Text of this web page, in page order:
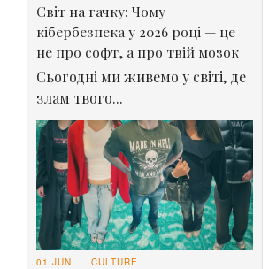
Світ на гачку: Чому
кібербезпека у 2026 році — це
не про софт, а про твій мозок
Сьогодні ми живемо у світі, де
злам твого...
01 JUN CULTURE